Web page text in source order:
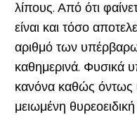
λίπους. Από ότι
είναι και τόσο
αριθμό των
καθημερινά. Φυσικά
κανόνα καθώς
μειωμένη